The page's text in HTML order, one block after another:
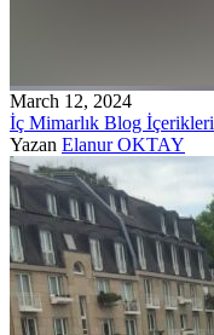
March 12, 2024
İç Mimarlık Blog İçerikleri
Yazan Elanur OKTAY